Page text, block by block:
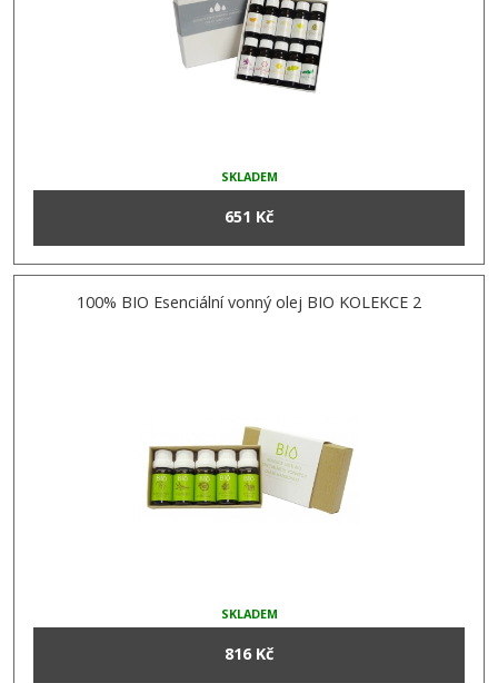
SKLADEM
651 Kč
100% BIO Esenciální vonný olej BIO KOLEKCE 2
SKLADEM
816 Kč